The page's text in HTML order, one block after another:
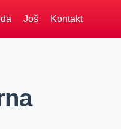
Još Kontakt